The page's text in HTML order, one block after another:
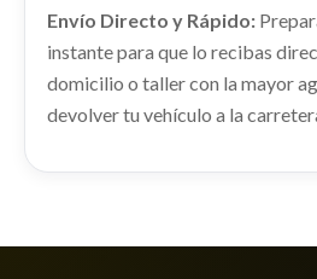
MITSUBISHI MONTERO (L040)
Ref: 2441561
Ref: 2441515
Consultar
Envío Directo y Rápido:
instante para que lo recibas
domicilio o taller con la mayor
devolver tu vehículo a la